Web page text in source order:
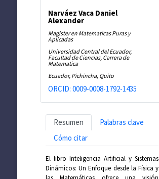
Narváez Vaca Daniel
Alexander
Magister en Matematicas Puras y
Aplicadas
Universidad Central del Ecuador,
Facultad de Ciencias, Carrera de
Matematica
Ecuador, Pichincha, Quito
ORCID: 0009-0008-1792-1435
Resumen
Palabras clave
Cómo citar
El libro Inteligencia Artificial y Sistemas
Dinámicos: Un Enfoque desde la Física y